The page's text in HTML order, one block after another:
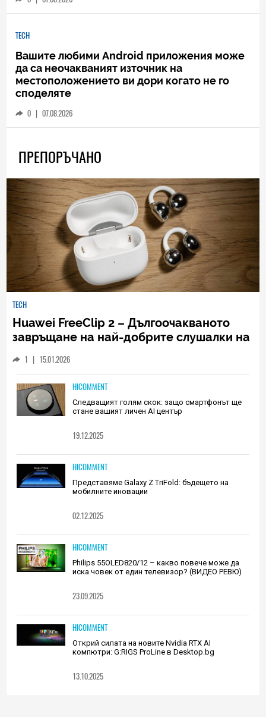
TECH
Вашите любими Android приложения може
да са неочакваният източник на
местоположението ви дори когато не го
споделяте
0 | 07.08.2026
ПРЕПОРЪЧАНО
TECH
Huawei FreeClip 2 – Дългоочакваното
завръщане на най-добрите слушалки на
1 | 15.01.2026
HICOMMENT
Следващият голям скок: защо смартфонът ще
стане вашият личен AI център
19.12.2025
HICOMMENT
Представяме Galaxy Z TriFold: бъдещето на
мобилните иновации
02.12.2025
HICOMMENT
Philips 55OLED820/12 – какво повече може да
иска човек от един телевизор? (ВИДЕО РЕВЮ)
23.09.2025
HICOMMENT
Открий силата на новите Nvidia RTX AI
компютри: G:RIGS ProLine в Desktop.bg
13.10.2025